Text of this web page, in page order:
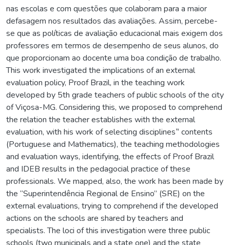
nas escolas e com questões que colaboram para a maior
defasagem nos resultados das avaliações. Assim, percebe-
se que as políticas de avaliação educacional mais exigem dos
professores em termos de desempenho de seus alunos, do
que proporcionam ao docente uma boa condição de trabalho.
This work investigated the implications of an external
evaluation policy, Proof Brazil, in the teaching work
developed by 5th grade teachers of public schools of the city
of Viçosa-MG. Considering this, we proposed to comprehend
the relation the teacher establishes with the external
evaluation, with his work of selecting disciplines‟ contents
(Portuguese and Mathematics), the teaching methodologies
and evaluation ways, identifying, the effects of Proof Brazil
and IDEB results in the pedagocial practice of these
professionals. We mapped, also, the work has been made by
the “Superintendência Regional de Ensino” (SRE) on the
external evaluations, trying to comprehend if the developed
actions on the schools are shared by teachers and
specialists. The loci of this investigation were three public